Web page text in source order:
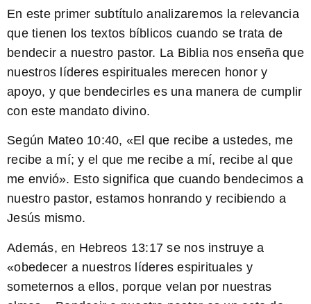
En este primer subtítulo analizaremos la relevancia
que tienen los textos bíblicos cuando se trata de
bendecir a nuestro pastor. La Biblia nos enseña que
nuestros líderes espirituales merecen honor y
apoyo, y que bendecirles es una manera de cumplir
con este mandato divino.
Según Mateo 10:40, «El que recibe a ustedes, me
recibe a mí; y el que me recibe a mí, recibe al que
me envió». Esto significa que cuando bendecimos a
nuestro pastor, estamos honrando y recibiendo a
Jesús mismo.
Además, en Hebreos 13:17 se nos instruye a
«obedecer a nuestros líderes espirituales y
someternos a ellos, porque velan por nuestras